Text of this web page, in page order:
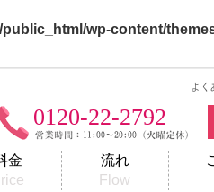
wp-content/
よく
0120-22-2792
金
流れ
Flow